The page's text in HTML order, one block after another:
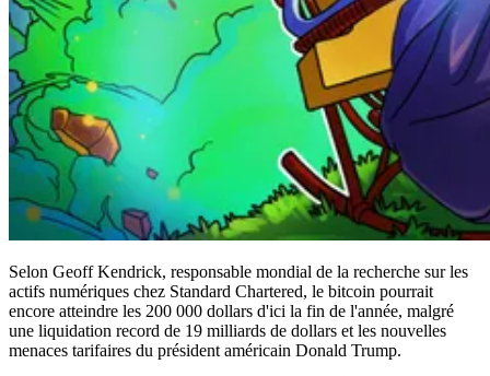
Selon Geoff Kendrick, responsable mondial de la recherche sur les
actifs numériques chez Standard Chartered, le bitcoin pourrait
encore atteindre les 200 000 dollars d'ici la fin de l'année, malgré
une liquidation record de 19 milliards de dollars et les nouvelles
menaces tarifaires du président américain Donald Trump.